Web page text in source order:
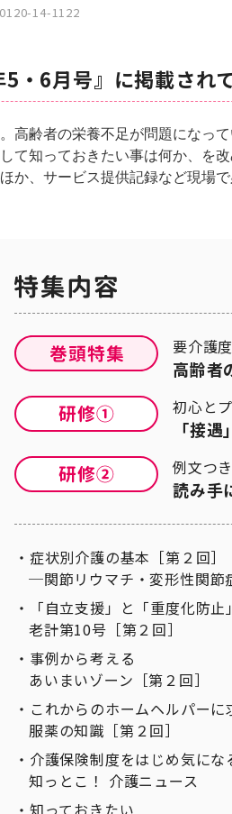
14-1122
・6月号』に掲載され
高齢者の栄養不足が問題になっ
て知っておきたい事は何か、を改
か、サービス提供記録など現場
要介護
高齢者
初心と
「接
例文つき
読み手
症状別介護の基本［第２回］
─関節リウマチ・変形性関
「自立支援」と「重度化防
老計第10号［第２回］
事例から考える
あいまいゾーン［第２回］
これからのホームヘルパーに
服薬の知識［第２回］
介護保険制度をはじめ気にな
知っとこ！ 介護ニュース
知っておきたい